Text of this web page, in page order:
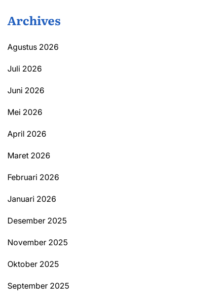
Archives
Agustus 2026
Juli 2026
Juni 2026
Mei 2026
April 2026
Maret 2026
Februari 2026
Januari 2026
Desember 2025
November 2025
Oktober 2025
September 2025